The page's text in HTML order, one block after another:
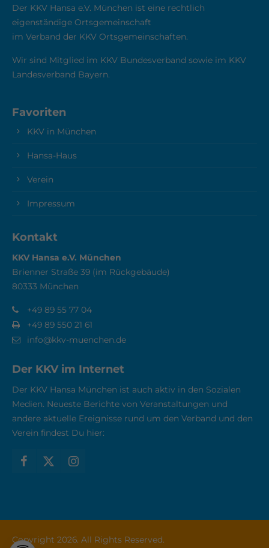
Der KKV Hansa e.V. München ist eine rechtlich
eigenständige Ortsgemeinschaft
im Verband der KKV Ortsgemeinschaften.
Wir sind Mitglied im KKV Bundesverband sowie im KKV
Landesverband Bayern.
Favoriten
KKV in München
Hansa-Haus
Verein
Impressum
Kontakt
KKV Hansa e.V. München
Brienner Straße 39 (im Rückgebäude)
80333 München
+49 89 55 77 04
+49 89 550 21 61
info@kkv-muenchen.de
Der KKV im Internet
Der KKV Hansa München ist auch aktiv in den Sozialen
Medien. Neueste Berichte von Veranstaltungen und
andere aktuelle Ereignisse rund um den Verband und den
Verein findest Du hier:
Copyright 2026. All Rights Reserved.